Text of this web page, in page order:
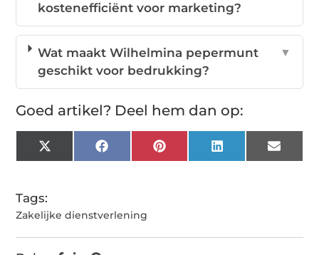
kostenefficiënt voor marketing?
Wat maakt Wilhelmina pepermunt
geschikt voor bedrukking?
▼
Goed artikel? Deel hem dan op:
X
(Twitter)
FacebookPinterest LinkedIn Email
Tags:
Zakelijke dienstverlening